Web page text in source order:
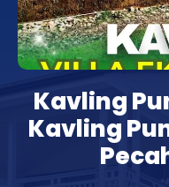
Kavling
Kavling